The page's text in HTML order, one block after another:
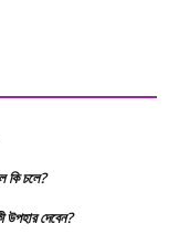
কি চলে?
উপহার দেবেন?